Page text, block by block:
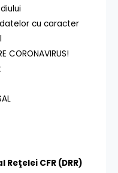
cu caracter
CORONAVIRUS!
CFR (DRR)